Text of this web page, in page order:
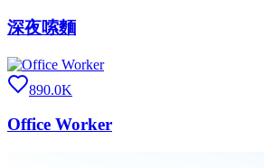
深夜嗦麵
890.0K
Office Worker